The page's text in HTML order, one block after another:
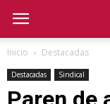
Inicio Destacadas
Destacadas Sindical